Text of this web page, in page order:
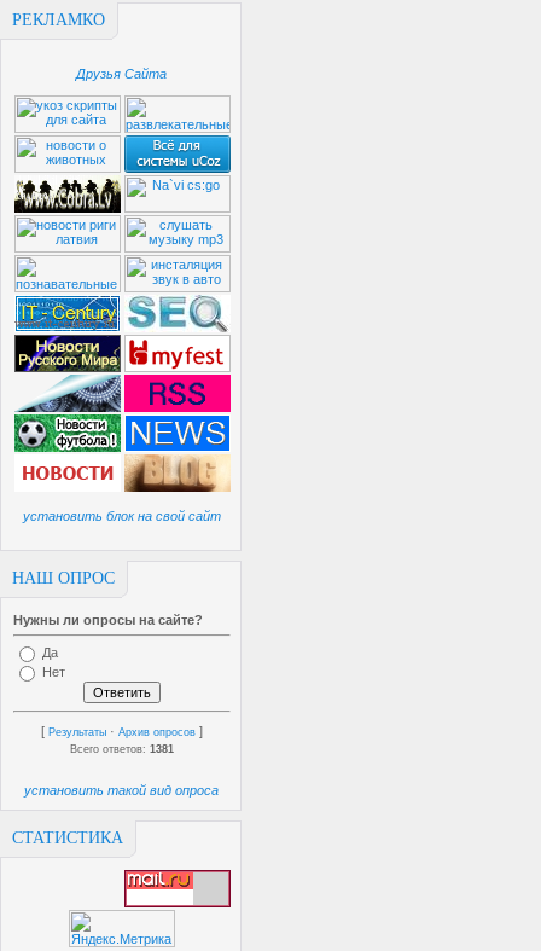
РЕКЛАМКО
Друзья Сайта
установить блок на свой сайт
НАШ ОПРОС
Нужны ли опросы на сайте?
Да
Нет
[ Результаты · Архив опросов ]
Всего ответов: 1381
установить такой вид опроса
СТАТИСТИКА